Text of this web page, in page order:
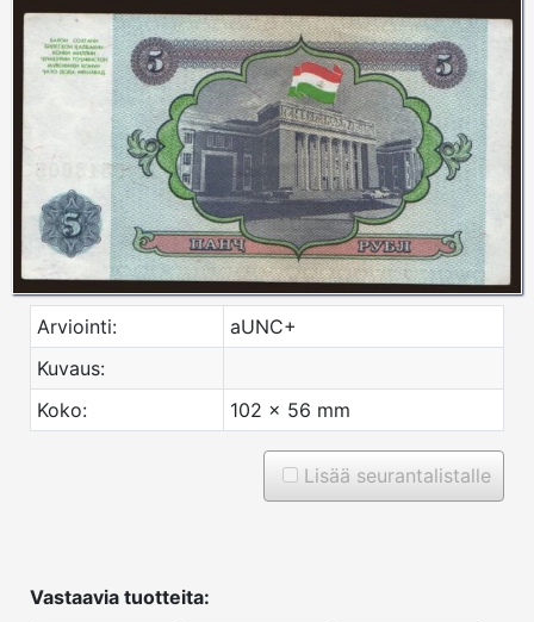
Arviointi:
aUNC+
Kuvaus:
Koko:
102 x 56 mm
Lisää seurantalistalle
Vastaavia tuotteita: